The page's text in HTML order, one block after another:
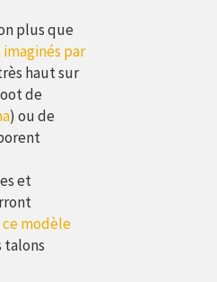
plus que
par
haut sur
de
) ou de
et
ce modèle
talons